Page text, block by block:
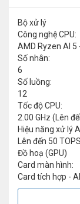
Bộ xử lý
Công nghệ CPU:
AMD Ryzen AI 5
Số nhân:
6
Số luồng:
12
Tốc độ CPU:
2.00 GHz (Lên
Hiệu năng xử lý
Lên đến 50 TOPS
Đồ hoạ (GPU)
Card màn hình:
Card tích hợp -